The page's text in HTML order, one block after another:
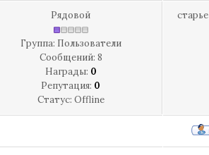
Рядовой
Группа: Пользователи
Сообщений: 8
Награды: 0
Репутация: 0
Статус: Offline
старье